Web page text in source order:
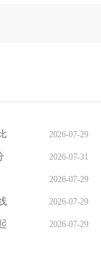
2026-07-29
2026-07-31
2026-07-29
2026-07-29
2026-07-29